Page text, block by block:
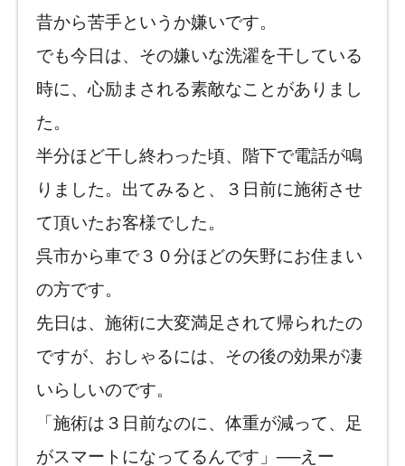
昔から苦手というか嫌いです。
でも今日は、その嫌いな洗濯を干している
時に、心励まされる素敵なことがありまし
た。
半分ほど干し終わった頃、階下で電話が鳴
りました。出てみると、３日前に施術させ
て頂いたお客様でした。
呉市から車で３０分ほどの矢野にお住まい
の方です。
先日は、施術に大変満足されて帰られたの
ですが、おしゃるには、その後の効果が凄
いらしいのです。
「施術は３日前なのに、体重が減って、足
がスマートになってるんです」──えー